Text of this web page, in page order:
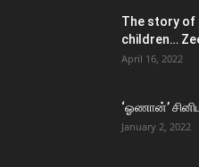
The story of
children…
April 16, 2022
‘ஓணான்’
January 2, 2022